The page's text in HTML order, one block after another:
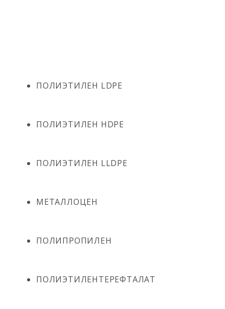
ПОЛИЭТИЛЕН LDPE
ПОЛИЭТИЛЕН HDPE
ПОЛИЭТИЛЕН LLDPE
МЕТАЛЛОЦЕН
ПОЛИПРОПИЛЕН
ПОЛИЭТИЛЕНТЕРЕФТАЛАТ